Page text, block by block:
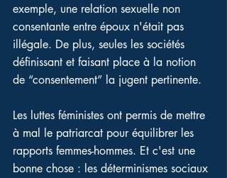
exemple, une relation sexuelle non
consentante entre époux n'était pas
illégale. De plus, seules les sociétés
définissant et faisant place à la notion
de “consentement” la jugent pertinente.
Les luttes féministes ont permis de mettre
à mal le patriarcat pour équilibrer les
rapports femmes-hommes. Et c'est une
bonne chose : les déterminismes sociaux